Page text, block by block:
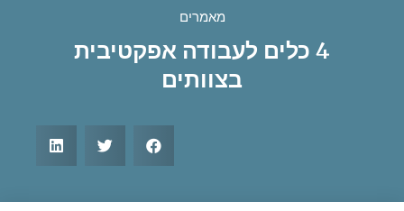
מאמרים
4 כלים לעבודה אפקטיבית
בצוותים